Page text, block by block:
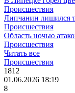
Происшествия
Липчанин лишился
Происшествия
Область ночью
Происшествия
Читать все
Происшествия
1812
01.06.2026 18:19
8